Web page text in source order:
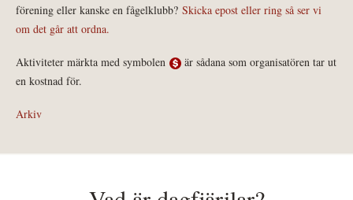
förening eller kanske en fågelklubb? Skicka epost eller ring så ser vi
om det går att ordna.
Aktiviteter märkta med symbolen
är sådana som organisatören tar ut
en kostnad för.
Arkiv